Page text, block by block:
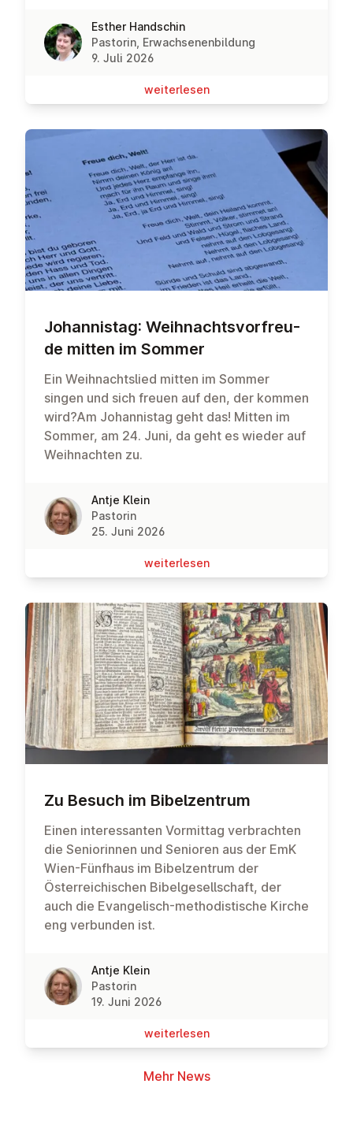
Esther Handschin
Pastorin, Erwachsenenbildung
9. Juli 2026
wei­ter­le­sen
Jo­han­nis­tag: Weih­nachts­vor­freu­
de mitten im Sommer
Ein Weihnachtslied mitten im Sommer
singen und sich freuen auf den, der kommen
wird?Am Johannistag geht das! Mitten im
Sommer, am 24. Juni, da geht es wieder auf
Weihnachten zu.
Antje Klein
Pastorin
25. Juni 2026
wei­ter­le­sen
Zu Besuch im Bi­bel­zen­trum
Einen interessanten Vormittag verbrachten
die Seniorinnen und Senioren aus der EmK
Wien-Fünfhaus im Bibelzentrum der
Österreichischen Bibelgesellschaft, der
auch die Evangelisch-methodistische Kirche
eng verbunden ist.
Antje Klein
Pastorin
19. Juni 2026
wei­ter­le­sen
Mehr News